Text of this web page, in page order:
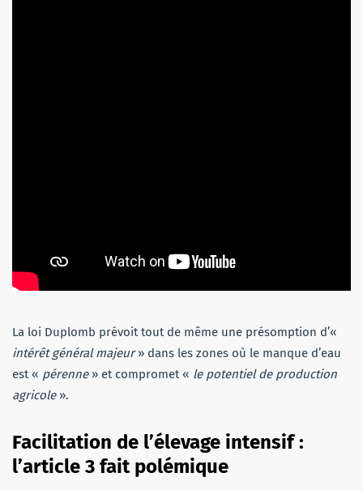
La loi Duplomb prévoit tout de même une présomption d’«
intérêt général majeur» dans les zones où le manque d’eau
est « pérenne » et compromet « le potentiel de production
agricole».
Facilitation de l’élevage intensif :
l’article 3 fait polémique